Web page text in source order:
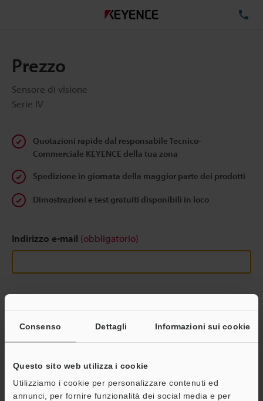
Consenso Dettagli Informazioni sui cookie
Questo sito web utilizza i cookie
Utilizziamo i cookie per personalizzare contenuti ed
annunci, per fornire funzionalità dei social media e per
Prezzo
Sensore di visione
Serie IV
Quotazioni rapide dal responsabile Tecnico-
Commerciale KEYENCE della tua zona
Spedizione in giornata della maggior parte dei prodotti
Dimostrazioni e test gratuiti disponibili in loco
Indirizzo e-mail (obbligatorio)
Continua
mai condivise.
Dichiarazione sulla privacy